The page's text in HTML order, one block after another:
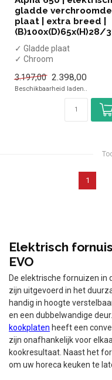
gladde verchroomde
plaat | extra breed |
(B)100x(D)65x(H)28/
✓ Gladde plaat
✓ Chroom
✓ 12 kW
✓ 400 Volt
3.197,00 2.398,00
Beschikbaarheid laden..
1
Elektrisch
EVO
De elektrische fornuizen in
zijn uitgevoerd in het
handig in hoogte
en een dubbelwandige deur.
kookplaten heeft een
zijn onafhankelijk voor
kookresultaat. Naast het
om uw horeca keuken te